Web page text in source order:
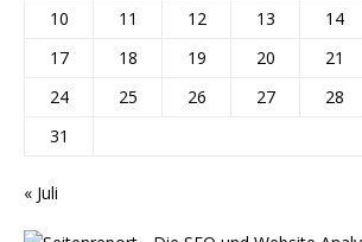
10
11 12 13 14
17
18 19 20 21
24
25 26 27 28
31
« Juli